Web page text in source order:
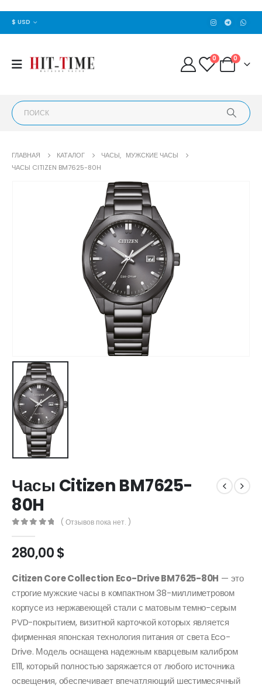
$ USD
0 0
ГЛАВНАЯ КАТАЛОГ ЧАСЫ, МУЖСКИЕ ЧАСЫ
ЧАСЫ CITIZEN BM7625-80H
Часы Citizen BM7625-
80H
( Отзывов пока нет. )
280,00$
Citizen Core Collection Eco-Drive BM7625-80H — это
строгие мужские часы в компактном 38-миллиметровом
корпусе из нержавеющей стали с матовым темно-серым
PVD-покрытием, визитной карточкой которых является
фирменная японская технология питания от света Eco-
Drive. Модель оснащена надежным кварцевым калибром
E111, который полностью заряжается от любого источника
освещения, обеспечивает впечатляющий шестимесячный